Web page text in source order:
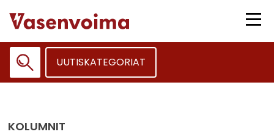
sisältöön
UUTISKATEGORIAT
KOLUMNIT